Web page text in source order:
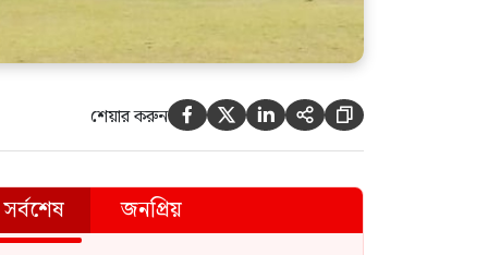
শেয়ার করুন     
সর্বশেষ জনপ্রিয়